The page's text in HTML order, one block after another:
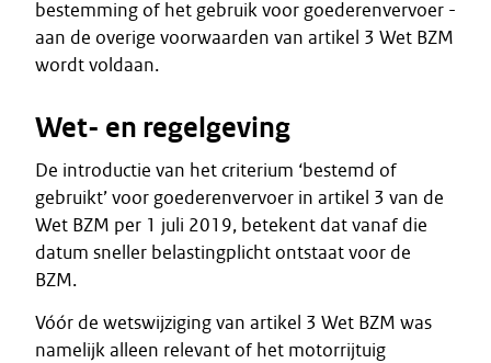
bestemming of het gebruik voor goederenvervoer -
aan de overige voorwaarden van artikel 3 Wet BZM
wordt voldaan.
Wet- en regelgeving
De introductie van het criterium ‘bestemd of
gebruikt’ voor goederenvervoer in artikel 3 van de
Wet BZM per 1 juli 2019, betekent dat vanaf die
datum sneller belastingplicht ontstaat voor de
BZM.
Vóór de wetswijziging van artikel 3 Wet BZM was
namelijk alleen relevant of het motorrijtuig